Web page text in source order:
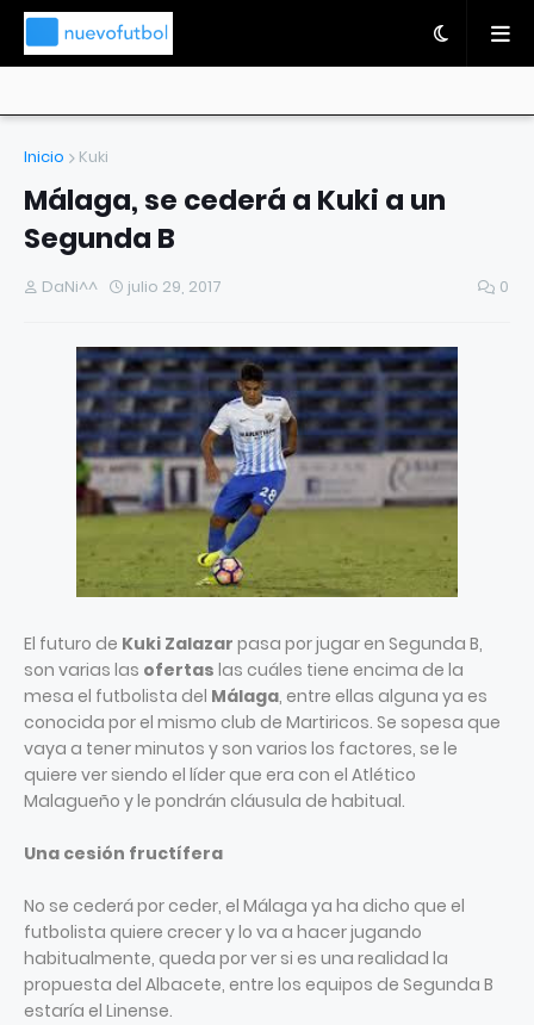
Inicio Kuki
Málaga, se cederá a Kuki a un
Segunda B
DaNi^^ julio 29, 2017 0
El futuro de Kuki Zalazar pasa por jugar en Segunda B,
son varias las ofertas las cuáles tiene encima de la
mesa el futbolista del Málaga, entre ellas alguna ya es
conocida por el mismo club de Martiricos. Se sopesa que
vaya a tener minutos y son varios los factores, se le
quiere ver siendo el líder que era con el Atlético
Malagueño y le pondrán cláusula de habitual.
Una cesión fructífera
No se cederá por ceder, el Málaga ya ha dicho que el
futbolista quiere crecer y lo va a hacer jugando
habitualmente, queda por ver si es una realidad la
propuesta del Albacete, entre los equipos de Segunda B
estaría el Linense.